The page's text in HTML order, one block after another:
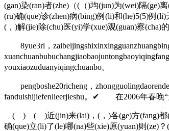
(gan)染(ran)者(zhe)（(（)均(jun)为(wei)隔(ge)
(ru)确(que)诊(zhen)病(bing)例(li)和(he)5(5)例
(，)解(jie)除(chu)医(yi)学(xue)观(guan)察(cha)
8yue3ri，
youxiaozuduanyiqingchuanbo。
pengboshe20richeng，
fanduishijiefenlieerjieshu。✔ 在2006年春晚“
( ) ( )近(jin)来(lai)，(，)各(ge)方(fang)都
确(que)立(li)了(le)哪(na)些(xie)原(yuan)则(ze)